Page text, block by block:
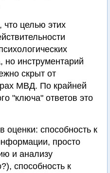
целью этих
но инструментарий
скрыт от
МВД. По крайней
"ключа" ответов это
способность к
просто
и анализу
способность к